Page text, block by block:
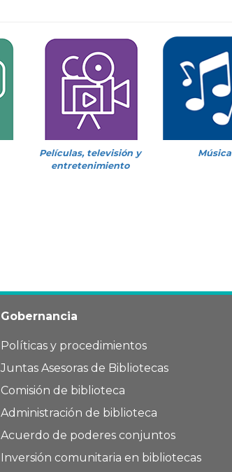
Películas, televisión y
entretenimiento
Música
Gobernancia
Políticas y procedimientos
Juntas Asesoras de Bibliotecas
Comisión de biblioteca
Administración de biblioteca
Acuerdo de poderes conjuntos
Inversión comunitaria en bibliotecas